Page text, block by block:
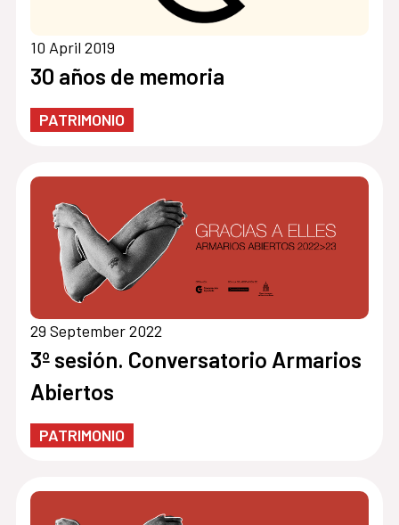
10 April 2019
30 años de memoria
PATRIMONIO
29 September 2022
3º sesión. Conversatorio Armarios
Abiertos
PATRIMONIO